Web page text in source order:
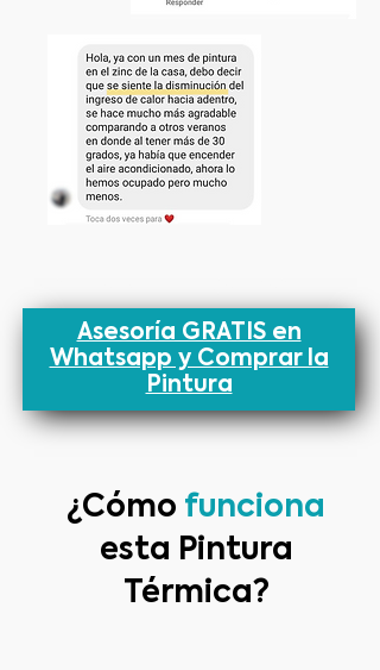
cómodo!
Asesoría GRATIS en
Whatsapp y Comprar la
Pintura
¿Cómo funciona
esta Pintura
Térmica?